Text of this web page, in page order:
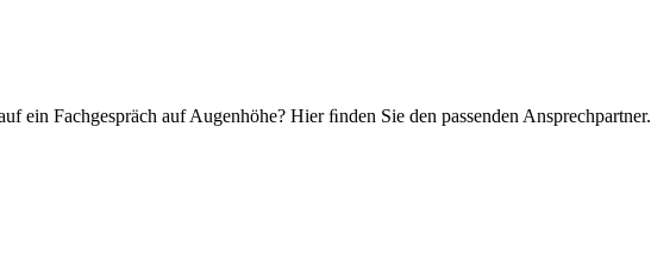
ein Fachgespräch auf Augenhöhe? Hier ﬁnden Sie den passenden Ansprechpartner.